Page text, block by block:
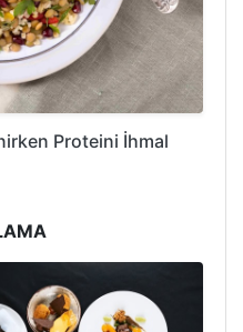
Proteini İhmal